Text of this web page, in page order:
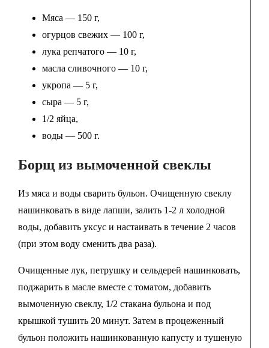
Мяса — 150 г,
огурцов свежих — 100 г,
лука репчатого — 10 г,
масла сливочного — 10 г,
укропа — 5 г,
сыра — 5 г,
1/2 яйца,
воды — 500 г.
Борщ из вымоченной свеклы
Из мяса и воды сварить бульон. Очищенную свеклу
нашинковать в виде лапши, залить 1-2 л холодной
воды, добавить уксус и настаивать в течение 2 часов
(при этом воду сменить два раза).
Очищенные лук, петрушку и сельдерей нашинковать,
поджарить в масле вместе с томатом, добавить
вымоченную свеклу, 1/2 стакана бульона и под
крышкой тушить 20 минут. Затем в процеженный
бульон положить нашинкованную капусту и тушеную